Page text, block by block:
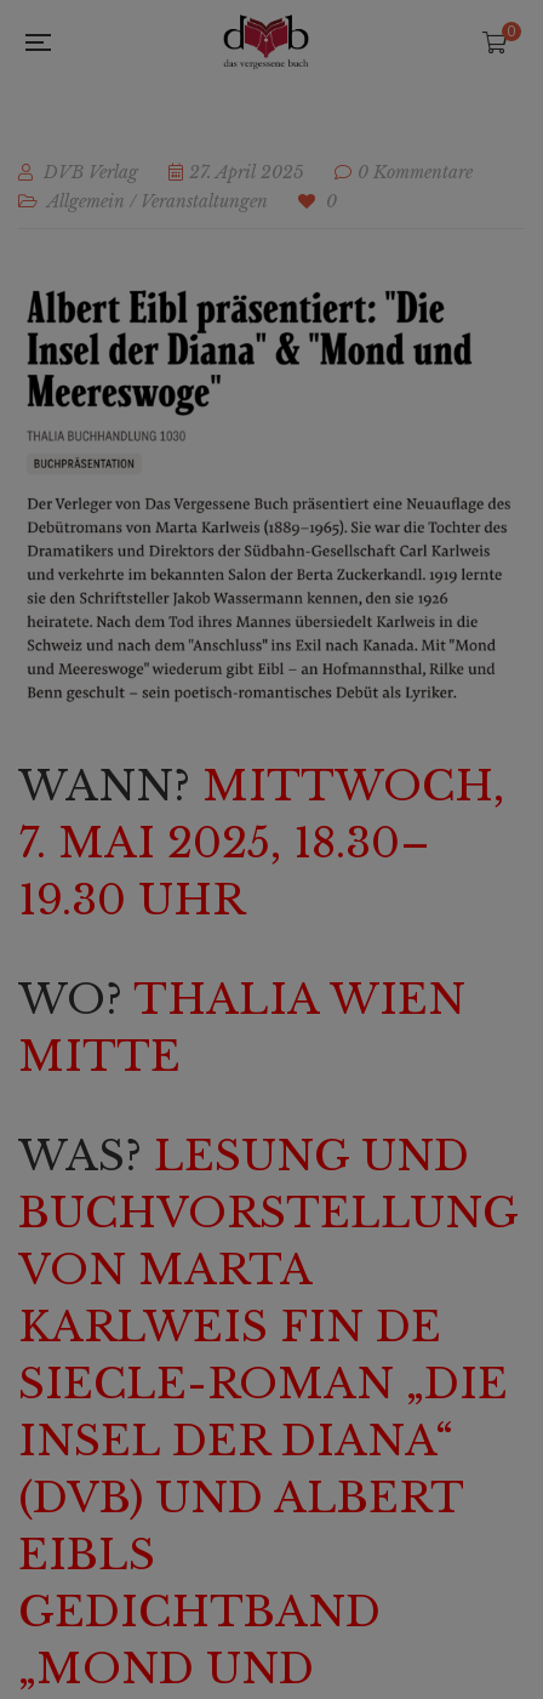
0
DVB Verlag 27. April 2025
0 Kommentare
Allgemein / Veranstaltungen 0
WANN? MITTWOCH,
7. MAI 2025, 18.30–
19.30 UHR
WO? THALIA WIEN
MITTE
WAS? LESUNG UND
BUCHVORSTELLUNG
VON MARTA
KARLWEIS FIN DE
SIECLE-ROMAN „DIE
INSEL DER DIANA“
(DVB) UND ALBERT
EIBLS
GEDICHTBAND
„MOND UND